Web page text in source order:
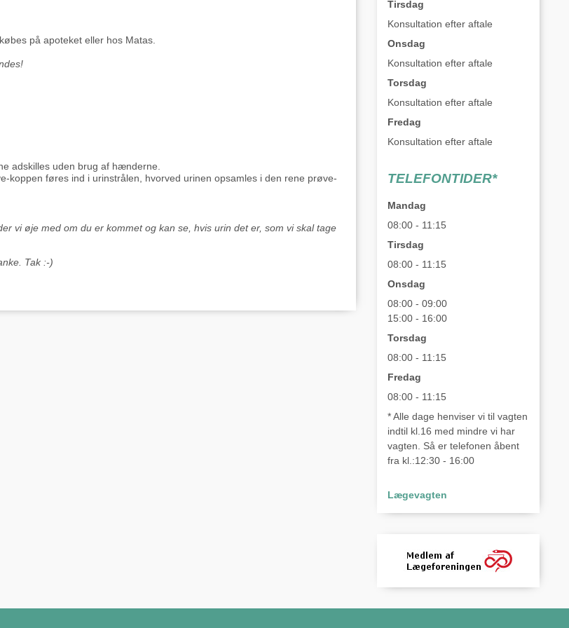
på apoteket eller hos Matas.
adskilles uden brug af hænderne.
koppen føres ind i urinstrålen, hvorved urinen opsamles i den rene prøve-
vi øje med om du er kommet og kan se, hvis urin det er, som vi skal tage
Tak :-)
Tirsdag
Konsultation efter aftale
Onsdag
Konsultation efter aftale
Torsdag
Konsultation efter aftale
Fredag
Konsultation efter aftale
TELEFONTIDER*
Mandag
08:00 - 11:15
Tirsdag
08:00 - 11:15
Onsdag
08:00 - 09:00
15:00 - 16:00
Torsdag
08:00 - 11:15
Fredag
08:00 - 11:15
* Alle dage henviser vi til vagten
indtil kl.16 med mindre vi har
vagten. Så er telefonen åbent
fra kl.:12:30 - 16:00
Lægevagten